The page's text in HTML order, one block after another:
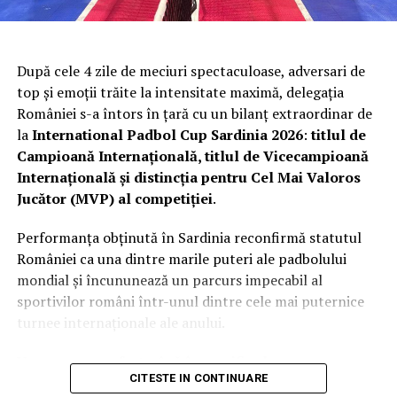
Bicicletele, la fel ca masinile, pot suferi accidente care sa
Desigur, o parte componenta nu este schimbata doar in
cazul in care aceasta se strica. Persoanele pasionate de
ciclism, precum si persoanele care practica ciclismul la
nivel profesionist cunosc foarte bine importanta fiecare
parti componente, iar astfel din cand in cand apeleaza
la noi modele de piese ce apar pe piata in scopul de a-si
imbunatati performanta sportiva.
De unde pot achizitiona pedale de bicicleta de
In general, parti componente ale unei biciclete se
gasesc spre vanzare in orice magazin specializat de
După cele 4 zile de meciuri spectaculoase, adversari de
top și emoții trăite la intensitate maximă, delegația
României s-a întors în țară cu un bilanț extraordinar de
laInternational Padbol Cup Sardinia 2026:titlul de
Campioană Internațională, titlul de Vicecampioană
Internațională și distincția pentru Cel Mai Valoros
Jucător (MVP) al competiției.
Performanța obținută în Sardinia reconfirmă statutul
României ca una dintre marile puteri ale padbolului
mondial și încununează un parcurs impecabil al
sportivilor români într-unul dintre cele mai puternice
turnee internaționale ale anului.
Un parcurs perfect până în semifinale
CITESTE IN CONTINUARE